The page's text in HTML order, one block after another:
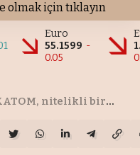
olmak için tıklayın
Euro
55.1599 -
0.05
nitelikli bireyler için çok yönlü projeler yürütecek